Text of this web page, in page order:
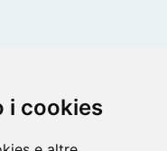
i cookies
richiede solo
avanzate. L’amministratore
di eseguire il login